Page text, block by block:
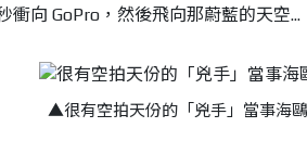
衝向 GoPro，然後飛向那蔚藍的天空...
▲很有空拍天份的 「兇手」當事海鷗